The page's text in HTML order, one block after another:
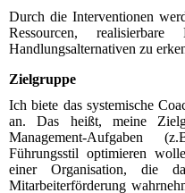
Durch die Interventionen
Ressourcen,
Handlungsalternativen zu
Zielgruppe
Ich biete das systemische
an. Das heißt, meine
Management-Aufgaben
Führungsstil optimieren
einer Organisation, die
Mitarbeiterförderung